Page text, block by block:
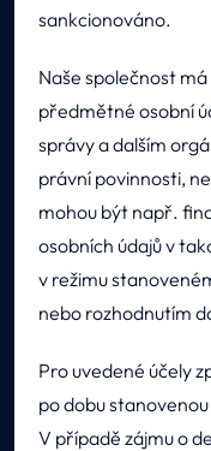
sankcionováno.
Naše společnost
předmětné osobní
správy a dalším
právní povinnosti,
mohou být např.
osobních údajů v
v režimu
nebo rozhodnutím
Pro uvedené účely
po dobu
V případě zájmu o